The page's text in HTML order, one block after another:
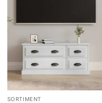
SORTIMENT